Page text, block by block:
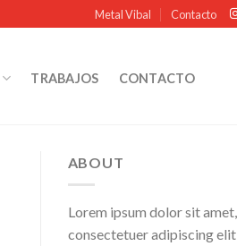
Metal Vibal Contacto
TRABAJOS CONTACTO
ABOUT
Lorem ipsum dolor sit amet,
consectetuer adipiscing elit,